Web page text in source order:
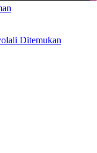
Ditemukan